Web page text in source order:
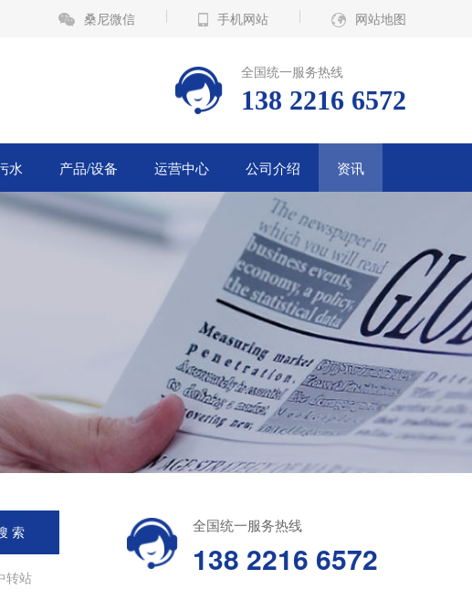
桑尼微信 手机网站 网站地图
全国统一服务热线
138 2216 6572
水 产品/设备 运营中心 公司介绍 资讯
转站
全国统一服务热线
138 2216 6572